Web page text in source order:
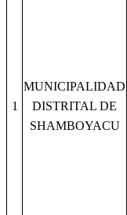
1
MUNICIPALIDAD
DISTRITAL DE
SHAMBOYACU